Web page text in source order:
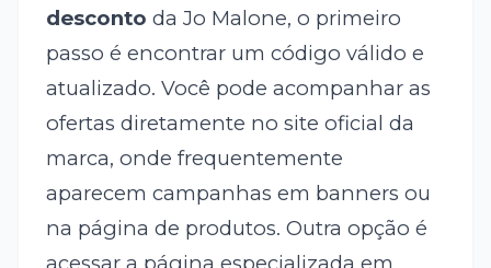
desconto da Jo Malone, o primeiro
passo é encontrar um código válido e
atualizado. Você pode acompanhar as
ofertas diretamente no site oficial da
marca, onde frequentemente
aparecem campanhas em banners ou
na página de produtos. Outra opção é